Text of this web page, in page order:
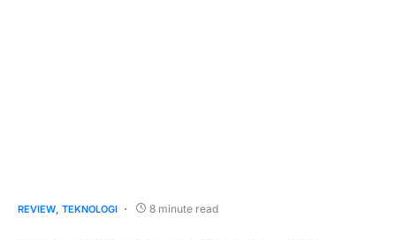
REVIEW TEKNOLOGI 8 minute read